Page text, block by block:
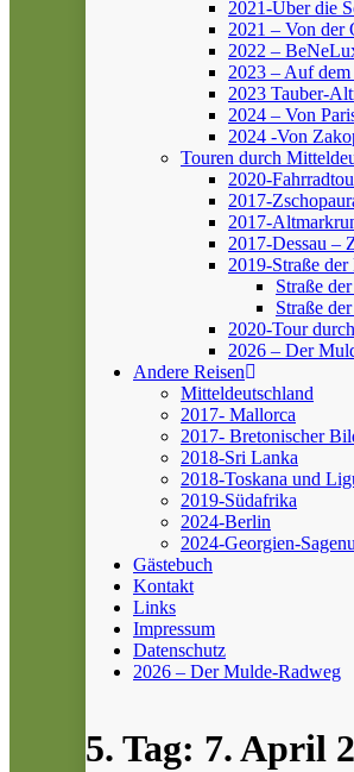
2021-Über die
2021 – Von der
2022 –
2023 – Auf
2023 Tauber-
2024 – Von
2024 -Von
Touren durch
2020-
2017-
2017-
2017-Dessau –
2019-Straße
Straße
Straße
2020-Tour
2026 – Der
Andere Reisen
Mitteldeutschland
2017- Mallorca
2017- Bretonischer
2018-Sri Lanka
2018-Toskana und
2019-Südafrika
2024-Berlin
2024-Georgien-
Gästebuch
Kontakt
Links
Impressum
Datenschutz
2026 – Der Mulde-Radweg
5. Tag: 7. April